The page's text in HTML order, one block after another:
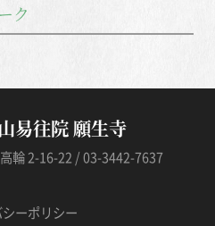
ク
易往院 願生寺
輪 2-16-22 / 03-3442-7637
シーポリシー